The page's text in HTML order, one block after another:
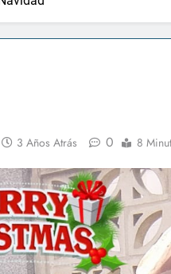
3 Años Atrás 0 8